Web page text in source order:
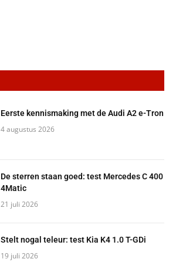
Eerste kennismaking met de Audi A2 e-Tron
4 augustus 2026
De sterren staan goed: test Mercedes C 400
4Matic
21 juli 2026
Stelt nogal teleur: test Kia K4 1.0 T-GDi
19 juli 2026